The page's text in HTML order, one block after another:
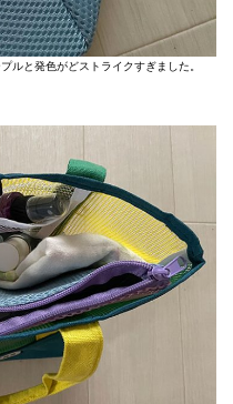
ルと発色がどストライクすぎました。